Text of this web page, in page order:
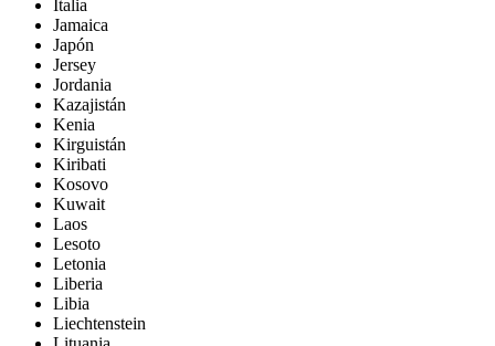
Italia
Jamaica
Japón
Jersey
Jordania
Kazajistán
Kenia
Kirguistán
Kiribati
Kosovo
Kuwait
Laos
Lesoto
Letonia
Liberia
Libia
Liechtenstein